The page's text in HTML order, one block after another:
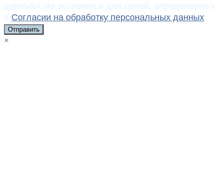
данных», на условиях и для целей, определенных
в Согласии на обработку персональных данных
Отправить
×